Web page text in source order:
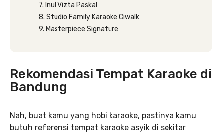
7. Inul Vizta Paskal
8. Studio Family Karaoke Ciwalk
9. Masterpiece Signature
Rekomendasi Tempat Karaoke di
Bandung
Nah, buat kamu yang hobi karaoke, pastinya kamu
butuh referensi tempat karaoke asyik di sekitar